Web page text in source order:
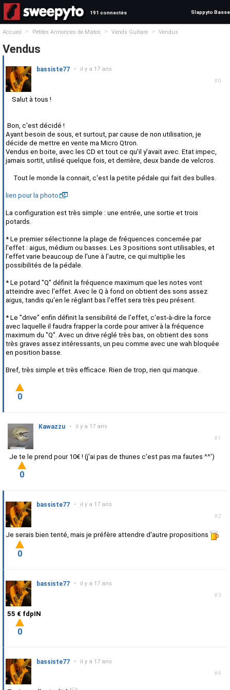
191 connectés Slappyto Basse
Accueil > Petites Annonces de Matos > Vends Guitare > Vendus
Vendus
#0
bassiste77 • il y a 17 ans
Salut à tous !
Bon, c'est décidé !
Ayant besoin de sous, et surtout, par cause de non utilisation, je
décide de mettre en vente ma Micro Qtron.
Vendus en boite, avec les CD et tout ce qu'il y'avait avec. Etat impec,
jamais sortit, utilisé quelque fois, et derrière, deux bande de velcros.
Tout le monde la connait, c'est la petite pédale qui fait des bulles.
lien pour la photo
La configuration est très simple : une entrée, une sortie et trois
potards.
* Le premier sélectionne la plage de fréquences concernée par
l'effet : aigus, médium ou basses. Les 3 positions sont utilisables, et
l'effet varie beaucoup de l'une à l'autre, ce qui multiplie les
possibilités de la pédale.
* Le potard "Q" définit la fréquence maximum que les notes vont
atteindre avec l'effet. Avec le Q à fond on obtient des sons assez
aigus, tandis qu'en le réglant bas l'effet sera très peu présent.
* Le "drive" enfin définit la sensibilité de l'effet, c'est-à-dire la force
avec laquelle il faudra frapper la corde pour arriver à la fréquence
maximum du "Q". Avec un drive réglé très bas, on obtient des sons
très graves assez intéressants, un peu comme avec une wah bloquée
en position basse.
Bref, très simple et très efficace. Rien de trop, rien qui manque.
0
#1
Kawazzu • il y a 17 ans
Je te le prend pour 10€ ! (j'ai pas de thunes c'est pas ma fautes ^^')
0
#2
bassiste77 • il y a 17 ans
Je serais bien tenté, mais je préfère attendre d'autre propositions
0
#3
bassiste77 • il y a 17 ans
55 € fdpIN
0
#4
bassiste77 • il y a 17 ans